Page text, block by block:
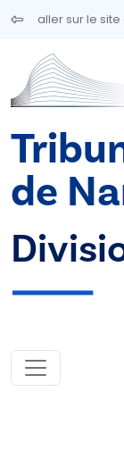
Aller au contenu
aller sur le
de